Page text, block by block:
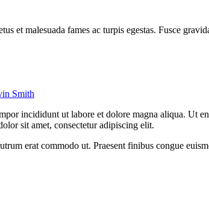
et malesuada fames ac turpis egestas. Fusce
Smith
incididunt ut labore et dolore magna aliqua. Ut
sit amet, consectetur adipiscing elit.
erat commodo ut. Praesent finibus congue